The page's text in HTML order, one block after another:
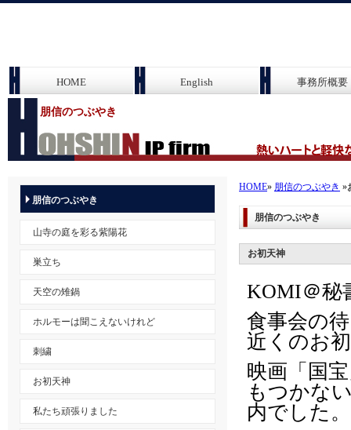
HOME English 事務所概要
朋信のつぶやき
HOME» 朋信のつぶやき »
朋信のつぶやき
お初天神
KOMI＠秘
食事会の
近くのお
映画「国
もつかな
内でした。
朋信のつぶやき
山寺の庭を彩る紫陽花
巣立ち
天空の雉鍋
ホルモーは聞こえないけれど
刺繍
お初天神
私たち頑張りました